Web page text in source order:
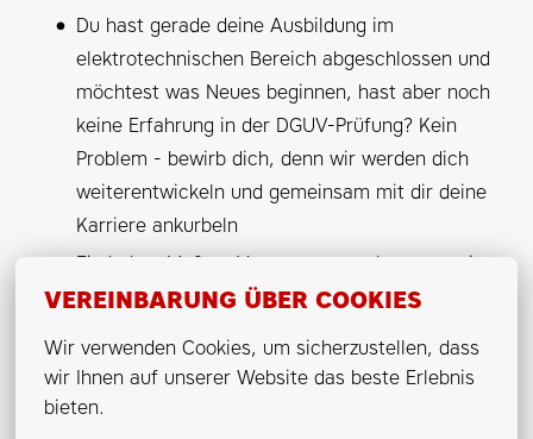
VEREINBARUNG ÜBER COOKIES
Wir verwenden Cookies, um sicherzustellen, dass
wir Ihnen auf unserer Website das beste Erlebnis
bieten.
Du hast gerade deine Ausbildung im
elektrotechnischen Bereich abgeschlossen und
möchtest was Neues beginnen, hast aber noch
keine Erfahrung in der DGUV-Prüfung? Kein
Problem - bewirb dich, denn wir werden dich
weiterentwickeln und gemeinsam mit dir deine
Karriere ankurbeln
Ein hohes Maß an Verantwortungsbewusstsein
und Selbstorganisation
Freundliche Umgangsformen, gegenseitige
Wertschätzung, Zuverlässigkeit und
Verbindlichkeit sowie eine ausgeprägte Kunden-